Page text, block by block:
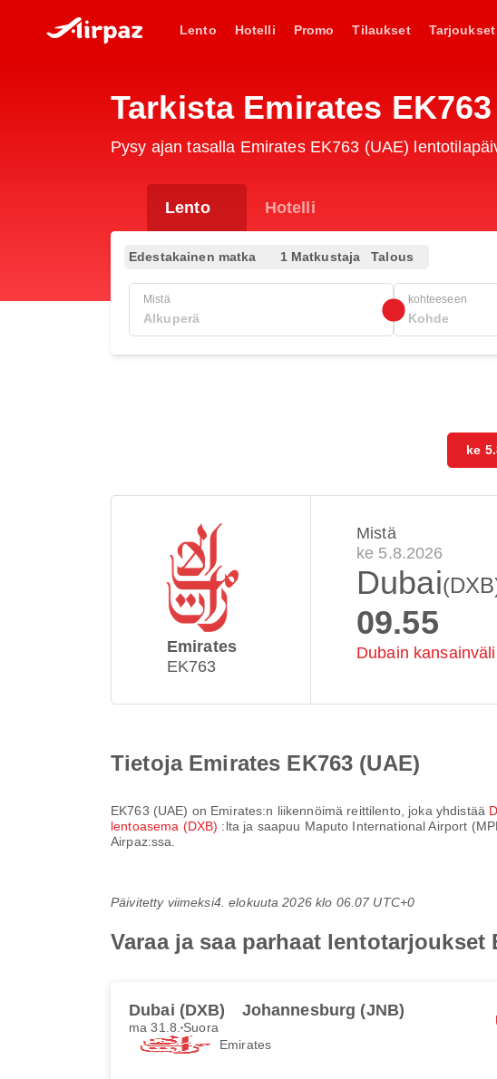
Lento Hotelli Promo Tilaukset Tarjoukset
Tarkista Emirates
Pysy ajan tasalla Emirates EK763 (UAE)
Lento Hotelli
Edestakainen matka 1 Matkustaja Talous
Mistä kohteeseen
ke
Emirates
EK763
Mistä
ke 5.8.2026
Dubai
09.55
Dubain
Tietoja Emirates EK763 (UAE)
EK763 (UAE) on Emirates:n liikennöimä reittilento, joka yhdistää
lentoasema (DXB) :lta ja saapuu Maputo International Airport
Airpaz:ssa.
Päivitetty viimeksi4. elokuuta 2026 klo 06.07 UTC+0
Varaa ja saa parhaat lentotarjoukset
Dubai (DXB) Johannesburg (JNB)
ma 31.8. Suora
Emirates